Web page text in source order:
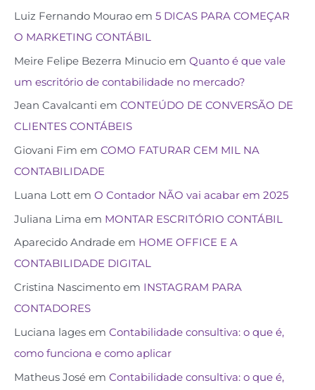
Luiz Fernando Mourao em 5 DICAS PARA COMEÇAR
O MARKETING CONTÁBIL
Meire Felipe Bezerra Minucio em Quanto é que vale
um escritório de contabilidade no mercado?
Jean Cavalcanti em CONTEÚDO DE CONVERSÃO DE
CLIENTES CONTÁBEIS
Giovani Fim em COMO FATURAR CEM MIL NA
CONTABILIDADE
Luana Lott em O Contador NÃO vai acabar em 2025
Juliana Lima em MONTAR ESCRITÓRIO CONTÁBIL
Aparecido Andrade em HOME OFFICE E A
CONTABILIDADE DIGITAL
Cristina Nascimento em INSTAGRAM PARA
CONTADORES
Luciana lages em Contabilidade consultiva: o que é,
como funciona e como aplicar
Matheus José em Contabilidade consultiva: o que é,